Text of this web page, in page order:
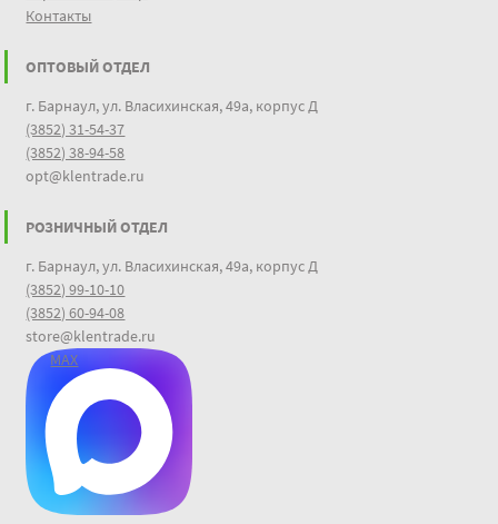
Контакты
ОПТОВЫЙ ОТДЕЛ
г. Барнаул, ул. Власихинская, 49а, корпус Д
(3852) 31-54-37
(3852) 38-94-58
opt@klentrade.ru
РОЗНИЧНЫЙ ОТДЕЛ
г. Барнаул, ул. Власихинская, 49а, корпус Д
(3852) 99-10-10
(3852) 60-94-08
store@klentrade.ru
MAX